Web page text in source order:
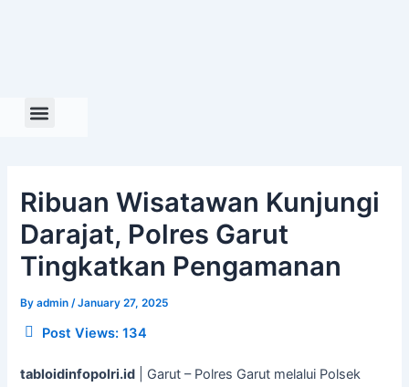
Ribuan Wisatawan Kunjungi
Darajat, Polres Garut
Tingkatkan Pengamanan
Byadmin /January 27, 2025
Post Views: 134
tabloidinfopolri.id | Garut – Polres Garut melalui Polsek